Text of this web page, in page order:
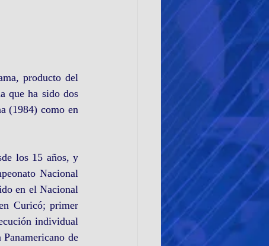
producto del
que ha sido dos
(1984) como en
los 15 años, y
Nacional
en el Nacional
Curicó; primer
individual
de